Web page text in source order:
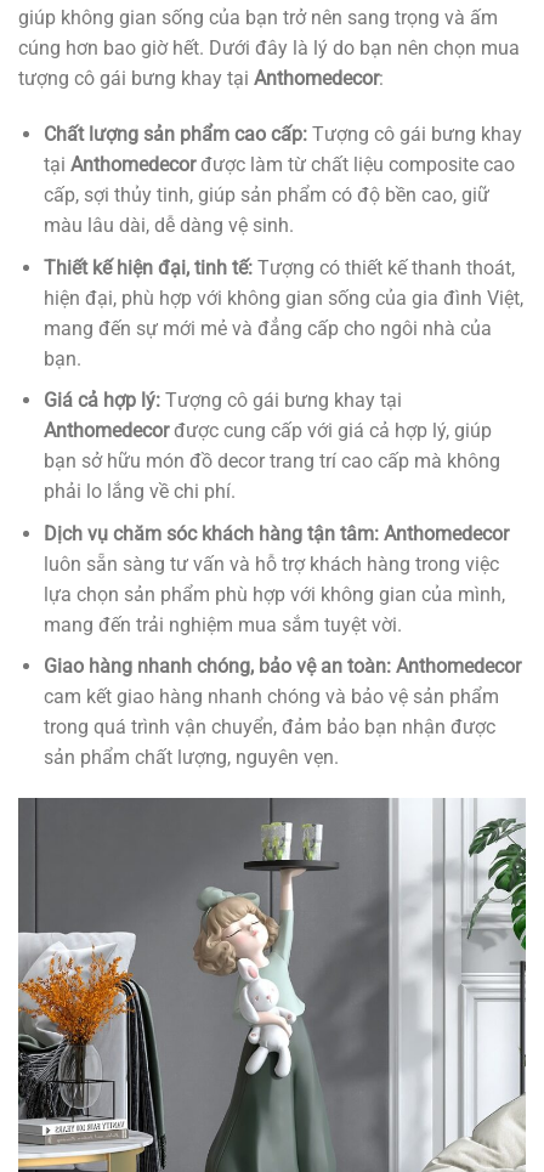
giúp không gian sống của bạn trở nên sang trọng và ấm
cúng hơn bao giờ hết. Dưới đây là lý do bạn nên chọn mua
tượng cô gái bưng khay tại Anthomedecor:
Chất lượng sản phẩm cao cấp:Tượng cô gái bưng khay
tại Anthomedecorđược làm từ chất liệu composite cao
cấp, sợi thủy tinh, giúp sản phẩm có độ bền cao, giữ
màu lâu dài, dễ dàng vệ sinh.
Thiết kế hiện đại, tinh tế:Tượng có thiết kế thanh thoát,
hiện đại, phù hợp với không gian sống của gia đình Việt,
mang đến sự mới mẻ và đẳng cấp cho ngôi nhà của
bạn.
Giá cả hợp lý:Tượng cô gái bưng khay tại
Anthomedecorđược cung cấp với giá cả hợp lý, giúp
bạn sở hữu món đồ decor trang trí cao cấp mà không
phải lo lắng về chi phí.
Dịch vụ chăm sóc khách hàng tận tâm: Anthomedecor
luôn sẵn sàng tư vấn và hỗ trợ khách hàng trong việc
lựa chọn sản phẩm phù hợp với không gian của mình,
mang đến trải nghiệm mua sắm tuyệt vời.
Giao hàng nhanh chóng, bảo vệ an toàn: Anthomedecor
cam kết giao hàng nhanh chóng và bảo vệ sản phẩm
trong quá trình vận chuyển, đảm bảo bạn nhận được
sản phẩm chất lượng, nguyên vẹn.